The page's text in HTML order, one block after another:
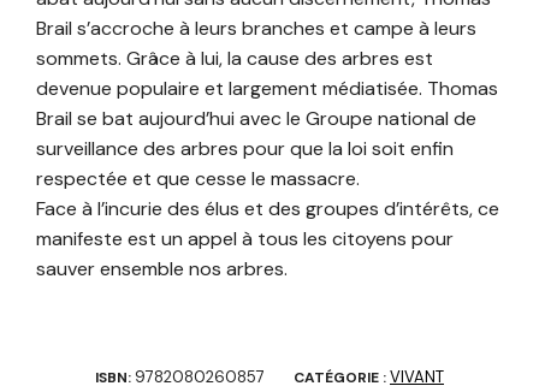
Brail s’accroche à leurs branches et campe à leurs
sommets. Grâce à lui, la cause des arbres est
devenue populaire et largement médiatisée. Thomas
Brail se bat aujourd’hui avec le Groupe national de
surveillance des arbres pour que la loi soit enfin
respectée et que cesse le massacre.
Face à l’incurie des élus et des groupes d’intérêts, ce
manifeste est un appel à tous les citoyens pour
sauver ensemble nos arbres.
ISBN: 9782080260857 CATÉGORIE :VIVANT